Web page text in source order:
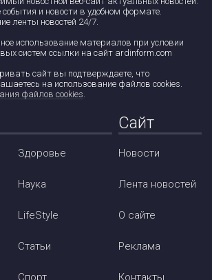
и новости в удобном формате.
ленты новостей 24/7.
использование материалов при условии
систем ссылки на сайт ardinform.com
сайт вы подтверждаете, что
на использование файлов cookies.
файлов cookies.
Здоровье
Наука
LifeStyle
Статьи
Спорт
Сайт
Новости
Лента новостей
О сайте
Реклама
Контакты